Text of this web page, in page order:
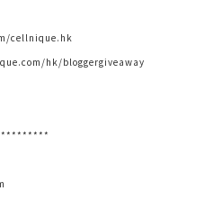
cellnique.hk
hk/bloggergiveaway